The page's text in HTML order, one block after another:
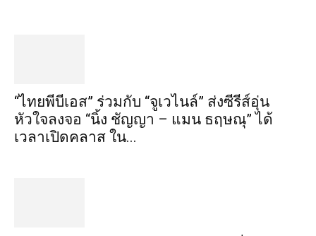
“ไทยพีบีเอส” ร่วมกับ “จูเวไนล์” ส่งซีรีส์อุ่น
หัวใจลงจอ “นิ้ง ชัญญา – แมน ธฤษณุ” ได้
เวลาเปิดคลาส ใน...